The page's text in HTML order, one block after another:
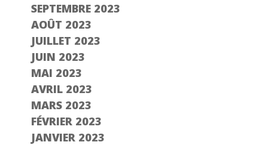
SEPTEMBRE 2023
AOÛT 2023
JUILLET 2023
JUIN 2023
MAI 2023
AVRIL 2023
MARS 2023
FÉVRIER 2023
JANVIER 2023